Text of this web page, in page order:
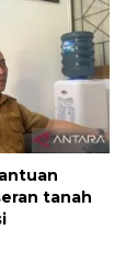
tanah
Piala